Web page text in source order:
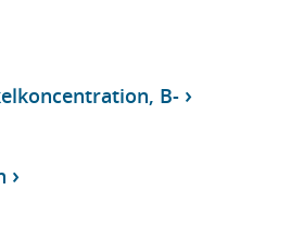
B-